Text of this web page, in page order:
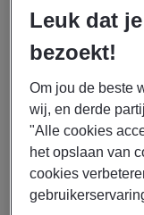
03/08/2026
Manpower
Leuk dat
bezoekt!
Om jou de beste
wij, en derde
"Alle cookies
het opslaan van
cookies